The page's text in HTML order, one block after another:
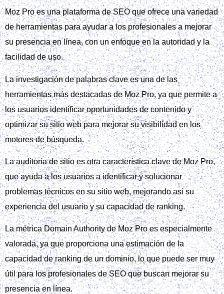
Moz Pro es una plataforma de SEO que ofrece una variedad
de herramientas para ayudar a los profesionales a mejorar
su presencia en línea, con un enfoque en la autoridad y la
facilidad de uso.
La investigación de palabras clave es una de las
herramientas más destacadas de Moz Pro, ya que permite a
los usuarios identificar oportunidades de contenido y
optimizar su sitio web para mejorar su visibilidad en los
motores de búsqueda.
La auditoría de sitio es otra característica clave de Moz Pro,
que ayuda a los usuarios a identificar y solucionar
problemas técnicos en su sitio web, mejorando así su
experiencia del usuario y su capacidad de ranking.
La métrica Domain Authority de Moz Pro es especialmente
valorada, ya que proporciona una estimación de la
capacidad de ranking de un dominio, lo que puede ser muy
útil para los profesionales de SEO que buscan mejorar su
presencia en línea.